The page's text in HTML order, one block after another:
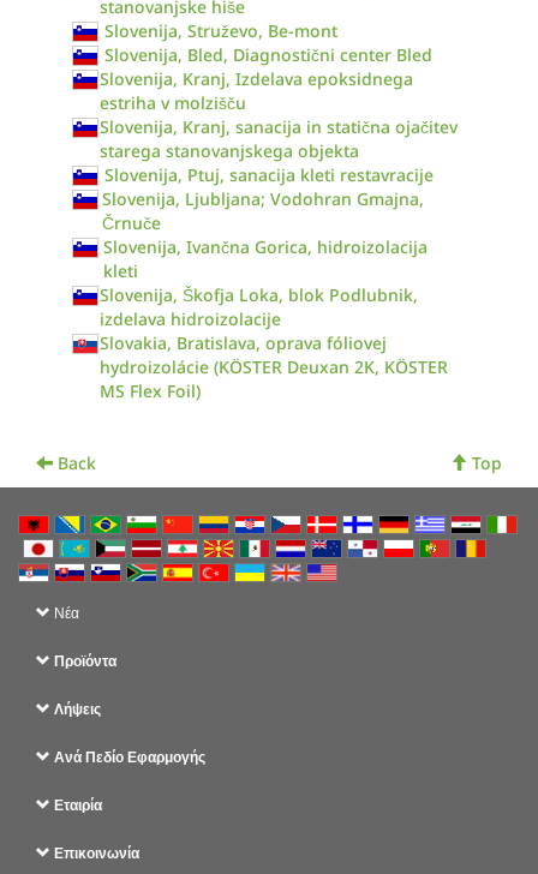
stanovanjske hiše
Slovenija, Struževo, Be-mont
Slovenija, Bled, Diagnostični center Bled
Slovenija, Kranj, Izdelava epoksidnega
estriha v molzišču
Slovenija, Kranj, sanacija in statična ojačitev
starega stanovanjskega objekta
Slovenija, Ptuj, sanacija kleti restavracije
Slovenija, Ljubljana; Vodohran Gmajna,
Črnuče
Slovenija, Ivančna Gorica, hidroizolacija
kleti
Slovenija, Škofja Loka, blok Podlubnik,
izdelava hidroizolacije
Slovakia, Bratislava, oprava fóliovej
hydroizolácie (KÖSTER Deuxan 2K, KÖSTER
MS Flex Foil)
Back Top
Νέα
Προϊόντα
Λήψεις
Ανά Πεδίο Εφαρμογής
Εταιρία
Επικοινωνία